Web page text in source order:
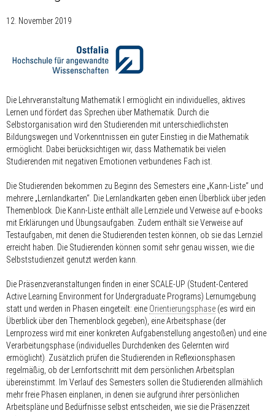
12. November 2019
Die Lehrveranstaltung Mathematik I ermöglicht ein individuelles, aktives
Lernen und fördert das Sprechen über Mathematik. Durch die
Selbstorganisation wird den Studierenden mit unterschiedlichsten
Bildungswegen und Vorkenntnissen ein guter Einstieg in die Mathematik
ermöglicht. Dabei berücksichtigen wir, dass Mathematik bei vielen
Studierenden mit negativen Emotionen verbundenes Fach ist.
Die Studierenden bekommen zu Beginn des Semesters eine „Kann-Liste“ und
mehrere „Lernlandkarten“. Die Lernlandkarten geben einen Überblick über jeden
Themenblock. Die Kann-Liste enthält alle Lernziele und Verweise auf e-books
mit Erklärungen und Übungsaufgaben. Zudem enthält sie Verweise auf
Testaufgaben, mit denen die Studierenden testen können, ob sie das Lernziel
erreicht haben. Die Studierenden können somit sehr genau wissen, wie die
Selbststudienzeit genutzt werden kann.
Die Präsenzveranstaltungen finden in einer SCALE-UP (Student-Centered
Active Learning Environment for Undergraduate Programs) Lernumgebung
statt und werden in Phasen eingeteilt: eine Orientierungsphase (es wird ein
Überblick über den Themenblock gegeben), eine Arbeitsphase (der
Lernprozess wird mit einer konkreten Aufgabenstellung angestoßen) und eine
Verarbeitungsphase (individuelles Durchdenken des Gelernten wird
ermöglicht). Zusätzlich prüfen die Studierenden in Reflexionsphasen
regelmäßig, ob der Lernfortschritt mit dem persönlichen Arbeitsplan
übereinstimmt. Im Verlauf des Semesters sollen die Studierenden allmählich
mehr freie Phasen einplanen, in denen sie aufgrund ihrer persönlichen
Arbeitspläne und Bedürfnisse selbst entscheiden, wie sie die Präsenzzeit